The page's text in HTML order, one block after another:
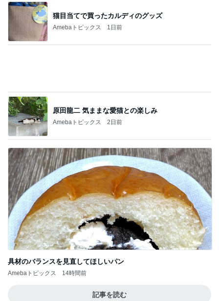
具材のバランスを見直してほしいパン
Amebaトピックス
田中健 社会の役に立つ娘の仕事
2日前
ワークマンだと思っていた息子のズボン
Amebaトピックス 1日前
参加を迷わずお断りした裁判
Amebaトピックス 19時間前
Amebaトピックス 1日前